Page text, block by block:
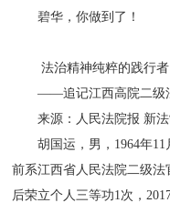
碧华，你做到了！
法治精神纯粹的践行者
——追记江西高院二级
来源：人民法院报 新法
胡国运，男，1964年11
前系江西省人民法院二级
后荣立个人三等功1次，